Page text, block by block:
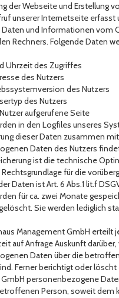
der Webseite und Erstellung
unserer Internetseite erfasst
und Informationen vom
Rechners. Folgende Daten
Uhrzeit des Zugriffes
des Nutzers
des Nutzers
des Nutzers
aufgerufene Seite
in den Logfiles unseres
dieser Daten zusammen
Daten des Nutzers
ist die technische
für die
Daten ist Art. 6 Abs.1 lit.f
für ca. zwei Monate
Sie werden lediglich
Management GmbH erteilt
auf Anfrage Auskunft
Daten über die
Ferner berichtigt oder löscht
personenbezogene
Person, soweit dem